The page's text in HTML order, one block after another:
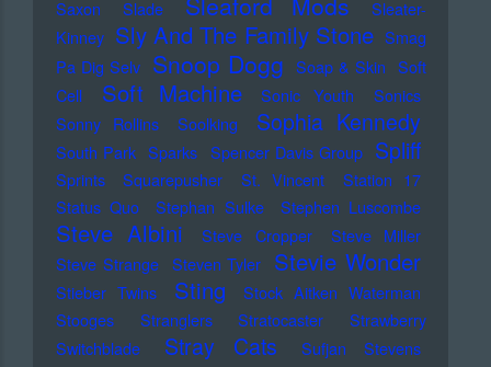
Saxon
Slade
Sleater-
Kinney Sly And The Family Stone Smag
Pa Dig Selv Snoop Dogg Soap & Skin Soft
Cell
Soft Machine Sonic Youth
Sonics
Sonny Rollins
Soolking Sophia Kennedy
South Park Sparks Spencer Davis Group Spliff
Sprints Squarepusher St. Vincent
Station 17
Status Quo
Stephan Sulke Stephen Luscombe
Steve Albini Steve Cropper
Steve Miller
Steve Strange Steven Tyler Stevie Wonder
Stieber Twins Sting
Stock Aitken Waterman
Stooges
Stranglers Stratocaster
Strawberry
Switchblade
Stray Cats
Sufjan Stevens